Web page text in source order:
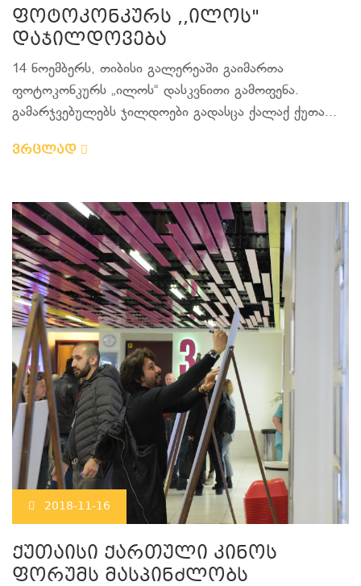
ფოტოკონკურს ,,ილოს"
დაჯილდოვება
14 ნოემბერს, თიბისი გალერეაში გაიმართა
ფოტოკონკურს „ილოს“ დასკვნითი გამოფენა.
გამარჯვებულებს ჯილდოები გადასცა ქალაქ ქუთა...
ვრცლად
2018-11-16
ქუთაისი ქართული კინოს
ფორუმს მასპინძლობს